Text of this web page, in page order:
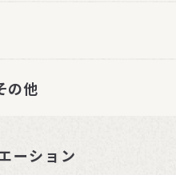
の他
ーション